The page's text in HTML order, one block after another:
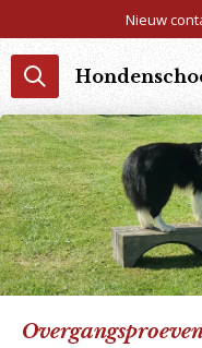
naar
de
hoofdinhoud
Nieuw